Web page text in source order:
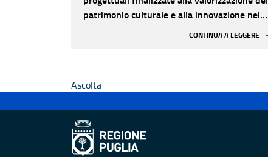
patrimonio culturale e alla innovazione nei
CONTINUA A LEGGERE
Ascolta